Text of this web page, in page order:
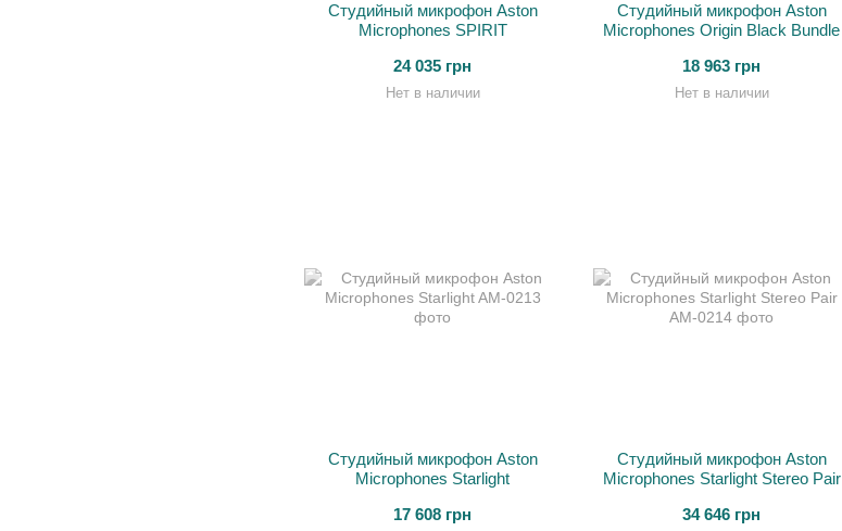
Студийный микрофон Aston
Microphones SPIRIT
24 035 грн
Нет в наличии
Студийный микрофон Aston
Microphones Origin Black Bundle
18 963 грн
Нет в наличии
Студийный микрофон Aston
Microphones Starlight
17 608 грн
Студийный микрофон Aston
Microphones Starlight Stereo Pair
34 646 грн